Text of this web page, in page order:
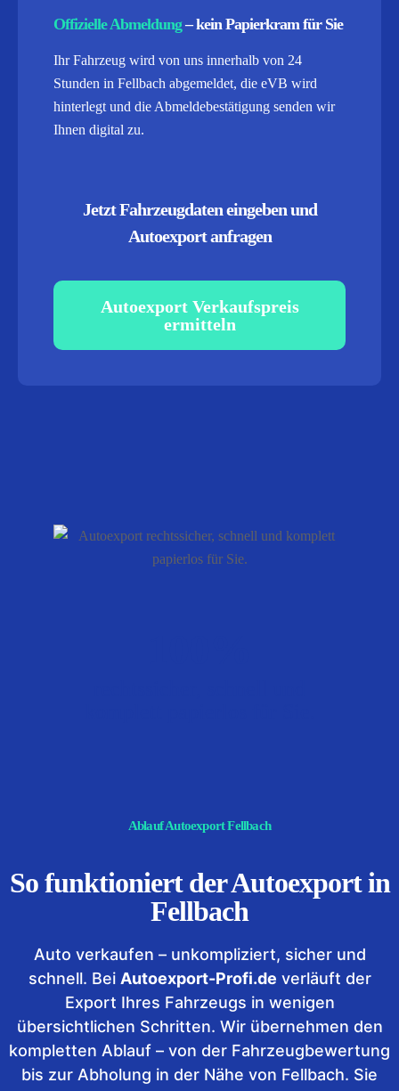
Offizielle Abmeldung– kein Papierkram für Sie
Ihr Fahrzeug wird von uns innerhalb von 24
Stunden in Fellbach abgemeldet, die eVB wird
hinterlegt und die Abmeldebestätigung senden wir
Ihnen digital zu.
Jetzt Fahrzeugdaten eingeben und
Autoexport anfragen
Autoexport Verkaufspreis
ermitteln
Ablauf Autoexport Fellbach
So funktioniert der Autoexport in
Fellbach
Auto verkaufen – unkompliziert, sicher und
schnell. Bei Autoexport-Profi.de verläuft der
Export Ihres Fahrzeugs in wenigen
übersichtlichen Schritten. Wir übernehmen den
kompletten Ablauf – von der Fahrzeugbewertung
bis zur Abholung in der Nähe von Fellbach. Sie